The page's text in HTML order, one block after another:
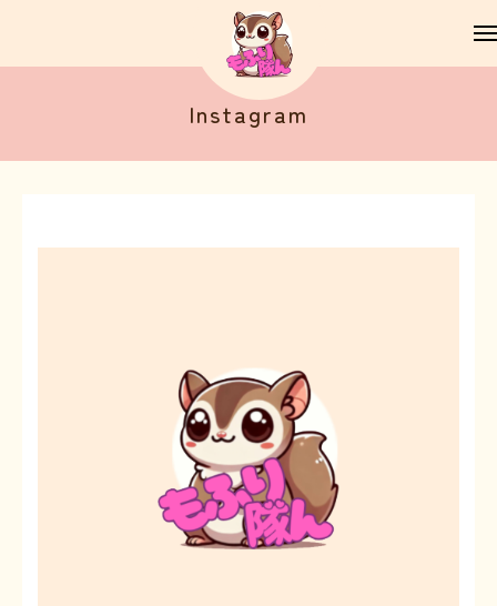
Instagram